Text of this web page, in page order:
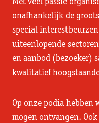
onafhankelijk de
special
uiteenlopende
en aanbod (bezoeker)
kwalitatief
Op onze podia hebben
mogen ontvangen.